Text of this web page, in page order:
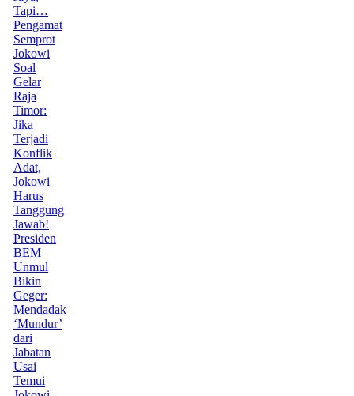
Tapi…
Pengamat
Semprot
Jokowi
Soal
Gelar
Raja
Timor:
Jika
Terjadi
Konflik
Adat,
Jokowi
Harus
Tanggung
Jawab!
Presiden
BEM
Unmul
Bikin
Geger:
Mendadak
‘Mundur’
dari
Jabatan
Usai
Temui